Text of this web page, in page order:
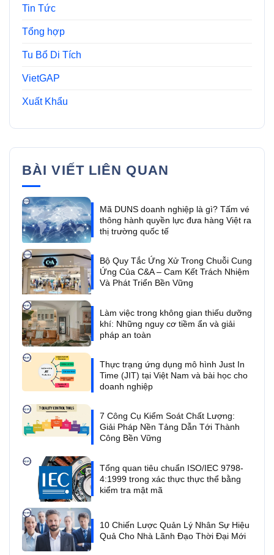
Tin Tức
Tổng hợp
Tu Bổ Di Tích
VietGAP
Xuất Khẩu
BÀI VIẾT LIÊN QUAN
Mã DUNS doanh nghiệp là gì? Tấm vé
thông hành quyền lực đưa hàng Việt ra
thị trường quốc tế
Bộ Quy Tắc Ứng Xử Trong Chuỗi Cung
Ứng Của C&A – Cam Kết Trách Nhiệm
Và Phát Triển Bền Vững
Làm việc trong không gian thiếu dưỡng
khí: Những nguy cơ tiềm ẩn và giải
pháp an toàn
Thực trạng ứng dụng mô hình Just In
Time (JIT) tại Việt Nam và bài học cho
doanh nghiệp
7 Công Cụ Kiểm Soát Chất Lượng:
Giải Pháp Nền Tảng Dẫn Tới Thành
Công Bền Vững
Tổng quan tiêu chuẩn ISO/IEC 9798-
4:1999 trong xác thực thực thể bằng
kiểm tra mật mã
10 Chiến Lược Quản Lý Nhân Sự Hiệu
Quả Cho Nhà Lãnh Đạo Thời Đại Mới